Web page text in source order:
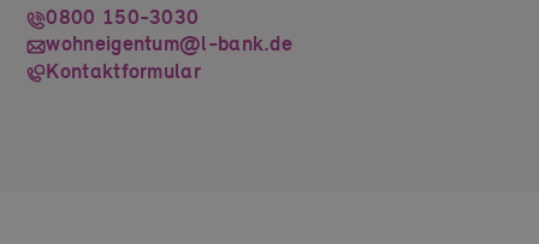
0800 150-3030
wohneigentum@l-bank.de
Kontaktformular